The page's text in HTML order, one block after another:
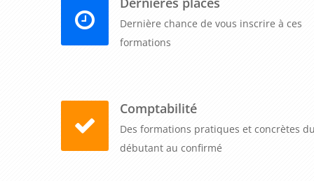
Dernière chance de vous inscrire à ces
formations
Comptabilité
Des formations pratiques et concrètes
débutant au confirmé